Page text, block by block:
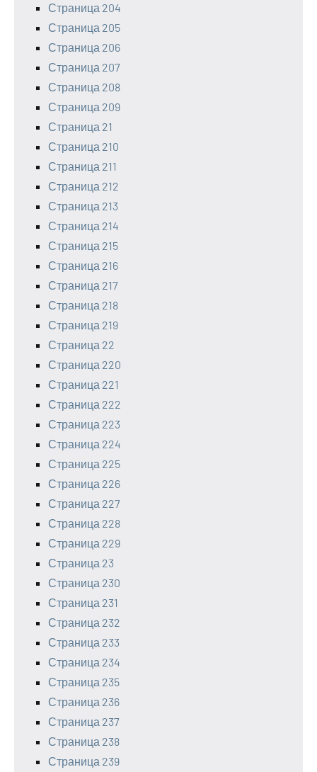
Страница 204
Страница 205
Страница 206
Страница 207
Страница 208
Страница 209
Страница 21
Страница 210
Страница 211
Страница 212
Страница 213
Страница 214
Страница 215
Страница 216
Страница 217
Страница 218
Страница 219
Страница 22
Страница 220
Страница 221
Страница 222
Страница 223
Страница 224
Страница 225
Страница 226
Страница 227
Страница 228
Страница 229
Страница 23
Страница 230
Страница 231
Страница 232
Страница 233
Страница 234
Страница 235
Страница 236
Страница 237
Страница 238
Страница 239